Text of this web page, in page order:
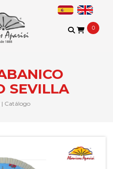
0
SEVILLA
| Catálogo